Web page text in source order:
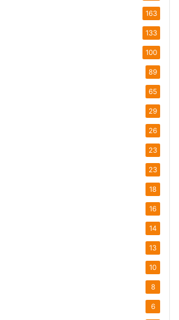
163
133
100
89
65
29
26
23
23
18
16
14
13
10
8
6